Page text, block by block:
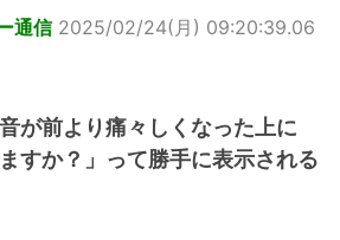
通信 2025/02/24(月) 09:20:39.06
が前より痛々しくなった上に
すか？」って勝手に表示される